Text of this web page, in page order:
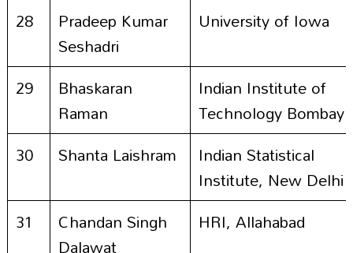
28
Pradeep Kumar
Seshadri
University of Iowa
29
Bhaskaran
Raman
Indian Institute of
Technology Bombay
30
Shanta Laishram
Indian Statistical
Institute, New Delhi
31
Chandan Singh
Dalawat
HRI, Allahabad